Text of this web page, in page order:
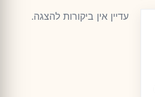
עדיין אין ביקורות להצגה.